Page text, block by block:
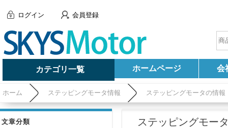
ログイン 会員登録
カテゴリ一覧 ホームページ 会
ホーム ステッピングモータ情報 ステッピングモータの情報
文章分類
ステッピングモー